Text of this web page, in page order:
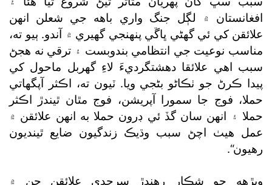
افغانستان ۾ لڳل جنگ واري باهه جي شعلن انهن
علائقن کي ئي گھڻي ڀاڱي پنهنجي گهيري ۾ آندو. ٻيو ته،
مناسب نوعيت جي انتظامي بندوبست ۽ ترقي نه هجڻ
سبب اهي علائقا دهشتگرديءَ لاءِ گھربل ماحول کي
پيدا ڪرڻ جو ٺڪاڻو بڻجي ويا. ٽيون ته، اڪثر آپگهاتي
حملا، فوج جا سمورا آپريشن، فوج مٿان ٿيندڙ اڪثر
حملا ۽ انهن سان گڏ ئي ڊرون حملا به انهن علائقن ۾
عمل هيٺ اچڻ سبب وڌيڪ زندگيون ضايع ٿينديون
رهيون“.
ويڙهه جو شڪار رهندڙ سرحدي علائقن جن ۾